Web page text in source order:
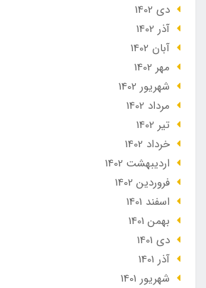
دی 1402
آذر 1402
آبان 1402
مهر 1402
شهریور 1402
مرداد 1402
تير 1402
خرداد 1402
ارديبهشت 1402
فروردین 1402
اسفند 1401
بهمن 1401
دی 1401
آذر 1401
شهریور 1401